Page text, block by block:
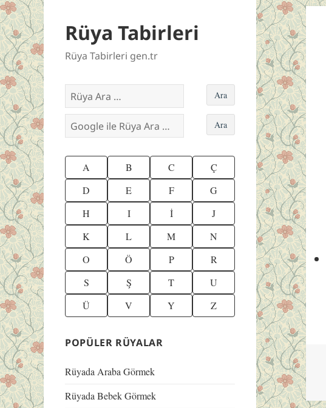
Rüya Tabirleri
Rüya Tabirleri gen.tr
A B C
Ç
D
E F
G
H
I İ
J
K
L M
N
O
Ö P
R
S
Ş T
U
Ü
V Y Z
POPÜLER RÜYALAR
Rüyada Araba Görmek
Rüyada Bebek Görmek